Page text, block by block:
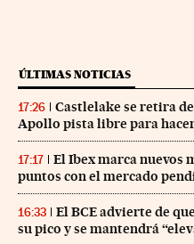
ÚLTIMAS NOTICIAS
17:26
Castlelake se retira
Apollo pista libre para
17:17
El Ibex marca nuevos
puntos con el mercado
16:33
El BCE advierte de
su pico y se mantendrá